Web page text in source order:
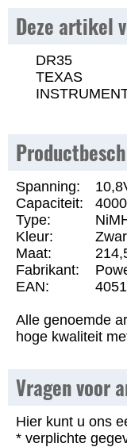
Deze artikel
DR35
TEXAS
Spanning:
Capaciteit:
Type:
Kleur:
Maat:
Fabrikant:
EAN:
Alle genoemde
hoge kwaliteit
Vragen voor
Hier kunt u ons
* verplichte